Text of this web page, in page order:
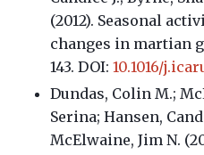
(2012). Seasonal
changes in martian
143. DOI: 10.1016/
Dundas, Colin M.;
Serina; Hansen,
McElwaine, Jim N.